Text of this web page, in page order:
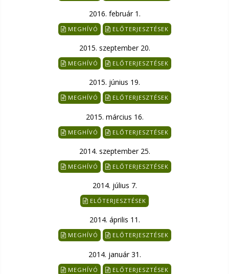
2016. február 1.
MEGHÍVÓ ELŐTERJESZTÉSEK
2015. szeptember 20.
MEGHÍVÓ ELŐTERJESZTÉSEK
2015. június 19.
MEGHÍVÓ ELŐTERJESZTÉSEK
2015. március 16.
MEGHÍVÓ ELŐTERJESZTÉSEK
2014. szeptember 25.
MEGHÍVÓ ELŐTERJESZTÉSEK
2014. július 7.
ELŐTERJESZTÉSEK
2014. április 11.
MEGHÍVÓ ELŐTERJESZTÉSEK
2014. január 31.
MEGHÍVÓ ELŐTERJESZTÉSEK